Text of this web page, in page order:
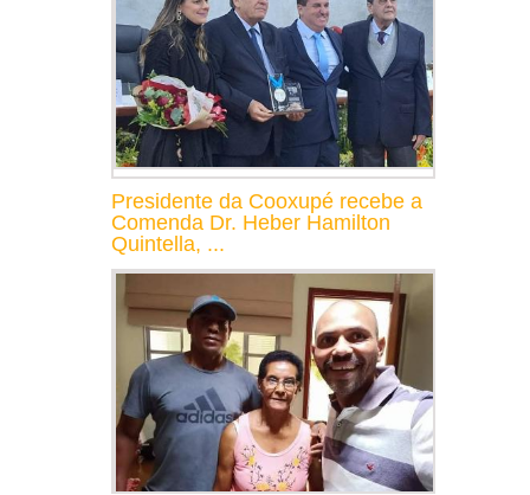
Presidente da Cooxupé recebe a
Comenda Dr. Heber Hamilton
Quintella, ...